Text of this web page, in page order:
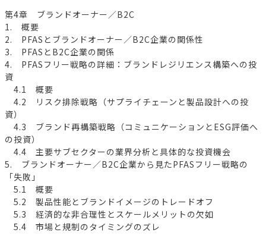
第4章 ブランドオーナー／B2C
1. 概要
2. PFASとブランドオーナー／B2C企業の関係性
3. PFASとB2C企業の関係
4. PFASフリー戦略の詳細：ブランドレジリエンス構築への投
資
4.1 概要
4.2 リスク排除戦略（サプライチェーンと製品設計への投
資）
4.3 ブランド再構築戦略（コミュニケーションとESG評価へ
の投資）
4.4 主要サブセクターの業界分析と具体的な投資機会
5. ブランドオーナー／B2C企業から見たPFASフリー戦略の
「失敗」
5.1 概要
5.2 製品性能とブランドイメージのトレードオフ
5.3 経済的な非合理性とスケールメリットの欠如
5.4 市場と規制のタイミングのズレ